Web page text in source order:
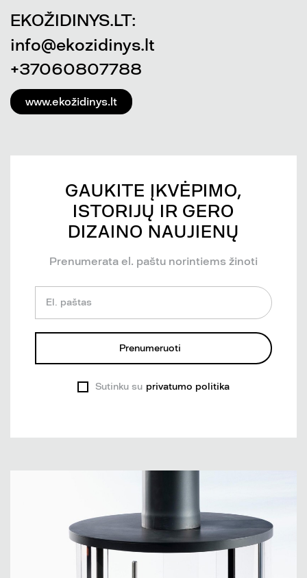
EKOŽIDINYS.LT:
info@ekozidinys.lt
+37060807788
www.ekožidinys.lt
GAUKITE ĮKVĖPIMO,
ISTORIJŲ IR GERO
DIZAINO NAUJIENŲ
Prenumerata el. paštu norintiems žinoti
El. paštas
Prenumeruoti
Sutinku su privatumo politika